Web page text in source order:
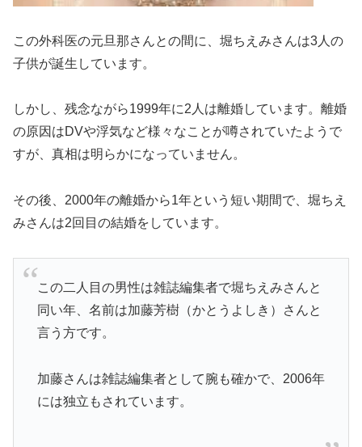
この外科医の元旦那さんとの間に、堀ちえみさんは3人の
子供が誕生しています。
しかし、残念ながら1999年に2人は離婚しています。離婚
の原因はDVや浮気など様々なことが噂されていたようで
すが、真相は明らかになっていません。
その後、2000年の離婚から1年という短い期間で、堀ちえ
みさんは2回目の結婚をしています。
この二人目の男性は雑誌編集者で堀ちえみさんと
同い年、名前は加藤芳樹（かとうよしき）さんと
言う方です。
加藤さんは雑誌編集者として腕も確かで、2006年
には独立もされています。